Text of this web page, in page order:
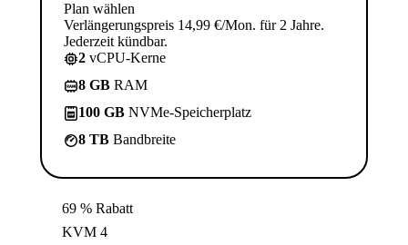
Plan wählen
Verlängerungspreis 14,99 €/Mon. für 2 Jahre.
Jederzeit kündbar.
2 vCPU-Kerne
8 GB RAM
100 GB NVMe-Speicherplatz
8 TB Bandbreite
69 % Rabatt
KVM 4